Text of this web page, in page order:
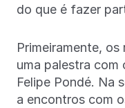
do que é fazer
Primeiramente,
uma palestra com
Felipe Pondé. Na
a encontros com